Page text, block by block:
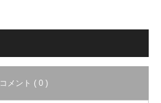
コメント ( 0 )